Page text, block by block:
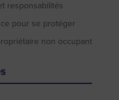
responsabilités
pour se protéger
non occupant